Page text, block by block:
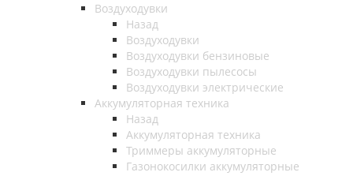
Воздуходувки
Назад
Воздуходувки
Воздуходувки бензиновые
Воздуходувки пылесосы
Воздуходувки электрические
Аккумуляторная техника
Назад
Аккумуляторная техника
Триммеры аккумуляторные
Газонокосилки аккумуляторные